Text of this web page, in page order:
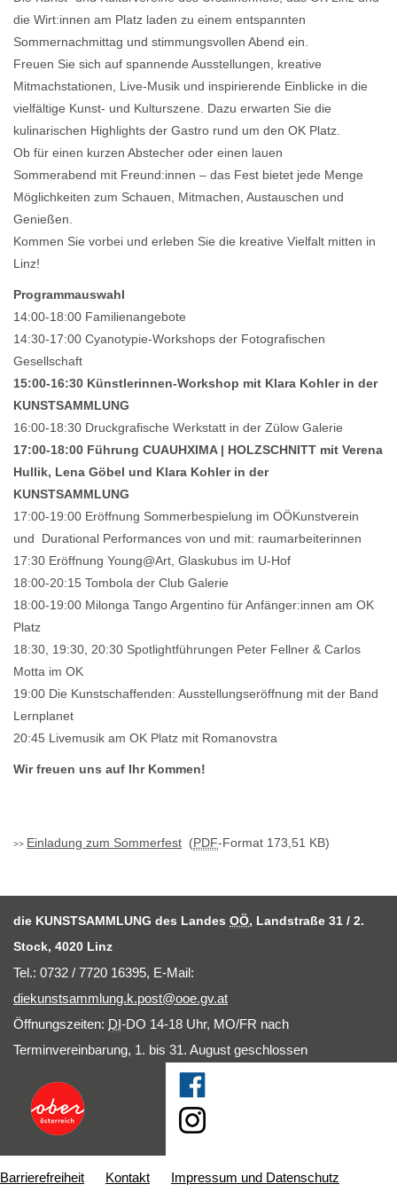
die Wirt:innen am Platz laden zu einem entspannten
Sommernachmittag und stimmungsvollen Abend ein.
Freuen Sie sich auf spannende Ausstellungen, kreative
Mitmachstationen, Live-Musik und inspirierende Einblicke in die
vielfältige Kunst- und Kulturszene. Dazu erwarten Sie die
kulinarischen Highlights der Gastro rund um den OK Platz.
Ob für einen kurzen Abstecher oder einen lauen
Sommerabend mit Freund:innen – das Fest bietet jede Menge
Möglichkeiten zum Schauen, Mitmachen, Austauschen und
Genießen.
Kommen Sie vorbei und erleben Sie die kreative Vielfalt mitten in
Linz!
Programmauswahl
14:00-18:00 Familienangebote
14:30-17:00 Cyanotypie-Workshops der Fotografischen
Gesellschaft
15:00-16:30 Künstlerinnen-Workshop mit Klara Kohler in der
KUNSTSAMMLUNG
16:00-18:30 Druckgrafische Werkstatt in der Zülow Galerie
17:00-18:00 Führung CUAUHXIMA | HOLZSCHNITT mit Verena
Hullik, Lena Göbel und Klara Kohler in der
KUNSTSAMMLUNG
17:00-19:00 Eröffnung Sommerbespielung im OÖKunstverein
und Durational Performances von und mit: raumarbeiterinnen
17:30 Eröffnung Young@Art, Glaskubus im U-Hof
18:00-20:15 Tombola der Club Galerie
18:00-19:00 Milonga Tango Argentino für Anfänger:innen am OK
Platz
18:30, 19:30, 20:30 Spotlightführungen Peter Fellner & Carlos
Motta im OK
19:00 Die Kunstschaffenden: Ausstellungseröffnung mit der Band
Lernplanet
20:45 Livemusik am OK Platz mit Romanovstra
Wir freuen uns auf Ihr Kommen!
Einladung zum Sommerfest (PDF-Format 173,51 KB)
die KUNSTSAMMLUNG des Landes OÖ, Landstraße 31 / 2.
Stock, 4020 Linz
Tel.: 0732 / 7720 16395, E-Mail:
diekunstsammlung.k.post@ooe.gv.at
Öffnungszeiten: DI-DO 14-18 Uhr, MO/FR nach
Terminvereinbarung, 1. bis 31. August geschlossen
Barrierefreiheit Kontakt Impressum und Datenschutz